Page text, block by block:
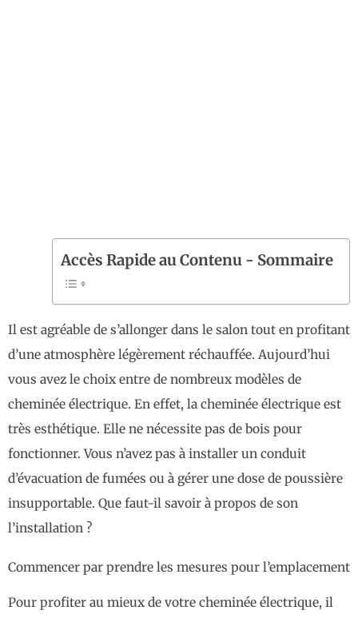
Accès Rapide au Contenu - Sommaire
Il est agréable de s’allonger dans le salon tout en profitant
d’une atmosphère légèrement réchauffée. Aujourd’hui
vous avez le choix entre de nombreux modèles de
cheminée électrique. En effet, la cheminée électrique est
très esthétique. Elle ne nécessite pas de bois pour
fonctionner. Vous n’avez pas à installer un conduit
d’évacuation de fumées ou à gérer une dose de poussière
insupportable. Que faut-il savoir à propos de son
l’installation ?
Commencer par prendre les mesures pour l’emplacement
Pour profiter au mieux de votre cheminée électrique, il